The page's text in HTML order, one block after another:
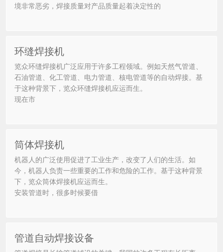
境非常恶劣，焊接质量对产品质量起着决定性的
环缝焊接机
览众环缝焊接机广泛应用于许多工程领域。例如天然气管道、
石油管道、化工管道、电力管道、核电管道等的自动焊接。基
于这种背景下，览众环缝焊接机应运而生。
现在市
筒体焊接机
机器人的广泛使用促进了工业生产，改变了人们的生活。如
今，机器人负责一些重要的工作和危险的工作。基于这种背景
下，览众筒体焊接机应运而生。
安装管道时，很多时候要借
管道自动焊接设备